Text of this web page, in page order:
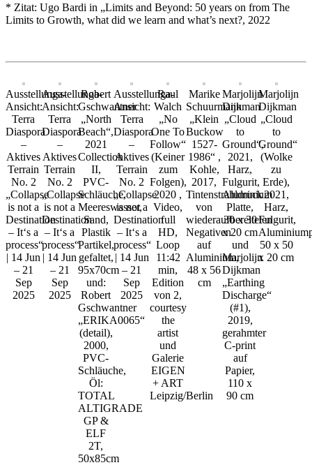
* Zitat: Ugo Bardi in „Limits and Beyond: 50 years on from The
Limits to Growth, what did we learn and what’s next?, 2022
Ausstellunga-
Ansicht:
Terra
Diaspora
–
Aktives
Terrain
No. 2
„Collapse
is not a
Destination
– It‘s a
process“
| 14 Jun
– 21
Sep
2025
Ausstellunga-
Ansicht:
Terra
Diaspora
–
Aktives
Terrain
No. 2
„Collapse
is not a
Destination
– It‘s a
process“
| 14 Jun
– 21
Sep
2025
Robert
Gschwantner
„North
Beach“,
2021
Collection
II,
PVC-
Schläuche,
Meereswasser,
Sand,
Plastik
Partikel,
gefaltet,
95x70cm
und:
Robert
Gschwantner
„ERIKA0065“
(detail),
2000,
PVC-
Schläuche,
Öl:
TOTAL
ALTIGRADE
GP &
ELF
2T,
50x85cm
Ausstellunga-
Ansicht:
Terra
Diaspora
–
Aktives
Terrain
No. 2
„Collapse
is not a
Destination
– It‘s a
process“
| 14 Jun
– 21
Sep
2025
Raul
Walch
„No
One To
Follow“
(Keiner
zum
Folgen),
2020 ,
Video,
full
HD,
Loop
11:42
min,
Edition
von 2,
courtesy
the
artist
und
Galerie
EIGEN
+ ART
Leipzig/Berlin
Marike
Schuurmann
„Klein
Buckow
1527-
1986“ ,
Kohle,
2017,
Tintenstrahldruck
von
wiederaufbereiteten
Negativen
auf
Aluminium,
48 x 56
cm
Marjolijn
Dijkman
„Cloud
to
Ground“,
2021,
Harz,
Fulgurit,
Aluminium
Platte,
30 x 30
x 20 cm
und
Marjolijn
Dijkman
„Earthing
Discharge“
(#1),
2019,
gerahmter
C-print
auf
Papier,
110 x
90 cm
Marjolijn
Dijkman
„Cloud
to
Ground“
(Wolke
zu
Erde),
2021,
Harz,
Fulgurit,
50 x 50
x 20 cm